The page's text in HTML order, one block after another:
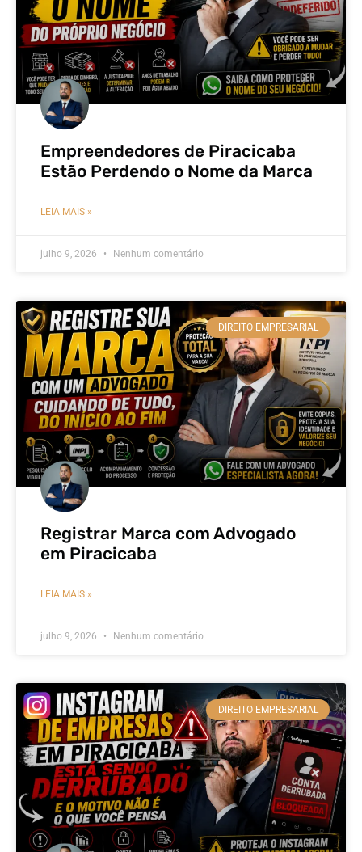
Empreendedores de Piracicaba
Estão Perdendo o Nome da Marca
LEIA MAIS »
julho 9, 2026 Nenhum comentário
DIREITO EMPRESARIAL
Registrar Marca com Advogado
em Piracicaba
LEIA MAIS »
julho 9, 2026 Nenhum comentário
DIREITO EMPRESARIAL